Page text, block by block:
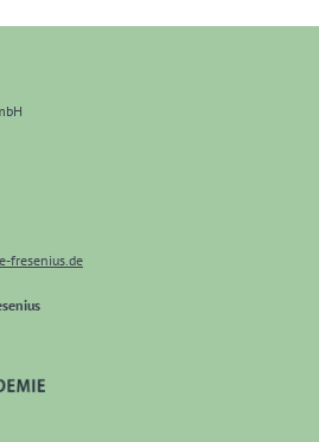
fresenius.de